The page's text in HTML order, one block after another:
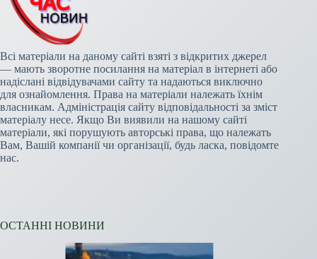
Всі матеріали на даному сайті взяті з відкритих джерел
— мають зворотне посилання на матеріал в інтернеті або
надіслані відвідувачами сайту та надаються виключно
для ознайомлення. Права на матеріали належать їхнім
власникам. Адміністрація сайту відповідальності за зміст
матеріалу несе. Якщо Ви виявили на нашому сайті
матеріали, які порушують авторські права, що належать
Вам, Вашій компанії чи організації, будь ласка, повідомте
нас.
ОСТАННІ НОВИНИ